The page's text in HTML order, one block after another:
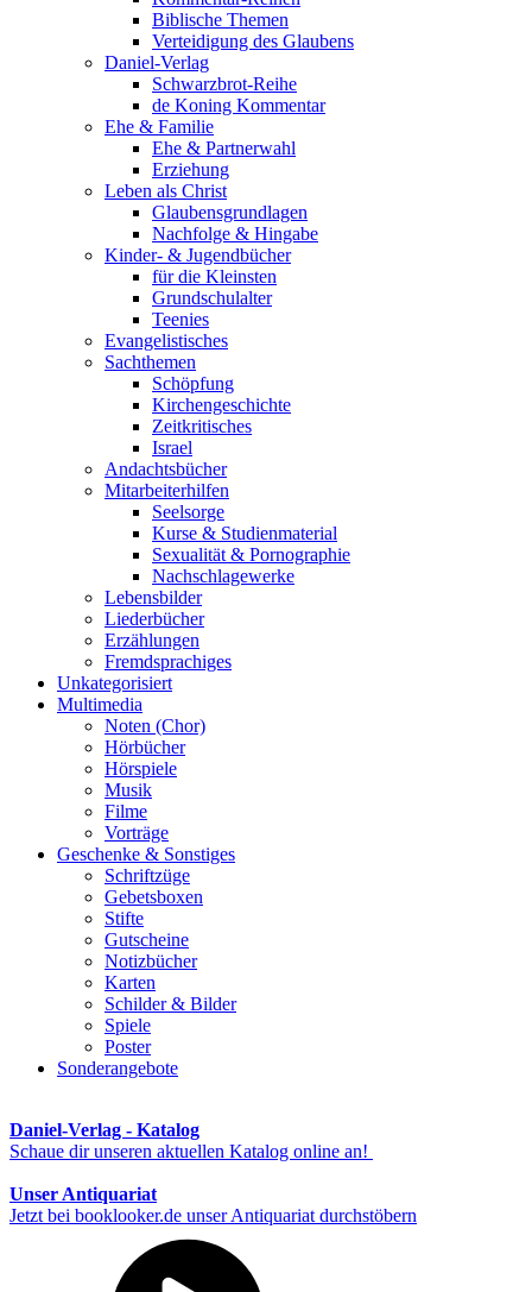
Biblische Themen
Verteidigung des Glaubens
Daniel-Verlag
Schwarzbrot-Reihe
de Koning Kommentar
Ehe & Familie
Ehe & Partnerwahl
Erziehung
Leben als Christ
Glaubensgrundlagen
Nachfolge & Hingabe
Kinder- & Jugendbücher
für die Kleinsten
Grundschulalter
Teenies
Evangelistisches
Sachthemen
Schöpfung
Kirchengeschichte
Zeitkritisches
Israel
Andachtsbücher
Mitarbeiterhilfen
Seelsorge
Kurse & Studienmaterial
Sexualität & Pornographie
Nachschlagewerke
Lebensbilder
Liederbücher
Erzählungen
Fremdsprachiges
Unkategorisiert
Multimedia
Noten (Chor)
Hörbücher
Hörspiele
Musik
Filme
Vorträge
Geschenke & Sonstiges
Schriftzüge
Gebetsboxen
Stifte
Gutscheine
Notizbücher
Karten
Schilder & Bilder
Spiele
Poster
Sonderangebote
Daniel-Verlag - Katalog
Schaue dir unseren aktuellen Katalog online an!
Unser Antiquariat
Jetzt bei booklooker.de unser Antiquariat durchstöbern